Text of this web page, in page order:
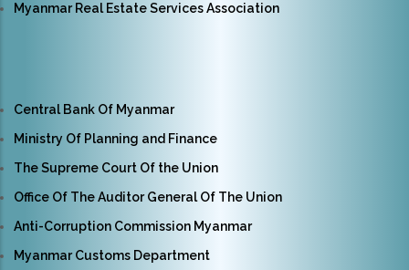
Myanmar Real Estate Services Association
Central Bank Of Myanmar
Ministry Of Planning and Finance
The Supreme Court Of the Union
Office Of The Auditor General Of The Union
Anti-Corruption Commission Myanmar
Myanmar Customs Department